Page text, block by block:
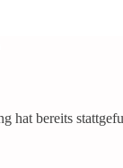
hat bereits